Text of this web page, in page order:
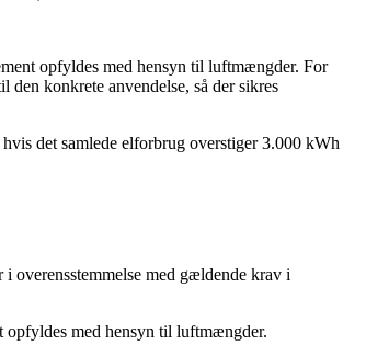
opfyldes med hensyn til luftmængder. For
konkrete anvendelse, så der sikres
det samlede elforbrug overstiger 3.000 kWh
overensstemmelse med gældende krav i
med hensyn til luftmængder.